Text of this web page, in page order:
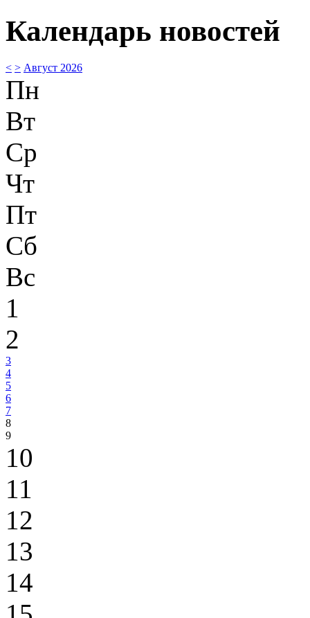
Календарь новостей
< > Август 2026
Пн
Вт
Ср
Чт
Пт
Сб
Вс
1
2
3
4
5
6
7
8
9
10
11
12
13
14